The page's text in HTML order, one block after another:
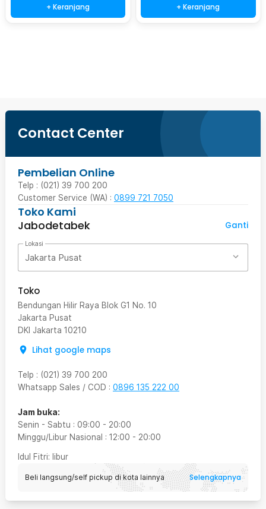
+ Keranjang + Keranjang
Contact Center
Pembelian Online
Telp : (021) 39 700 200
Customer Service (WA) : 0899 721 7050
Toko Kami
Jabodetabek
Ganti
Lokasi
Jakarta Pusat
Toko
Bendungan Hilir Raya Blok G1 No. 10
Jakarta Pusat
DKI Jakarta 10210
Lihat google maps
Telp : (021) 39 700 200
Whatsapp Sales / COD : 0896 135 222 00
Jam buka:
Senin - Sabtu : 09:00 - 20:00
Minggu/Libur Nasional : 12:00 - 20:00
Idul Fitri: libur
Beli langsung/self pickup di kota lainnya Selengkapnya